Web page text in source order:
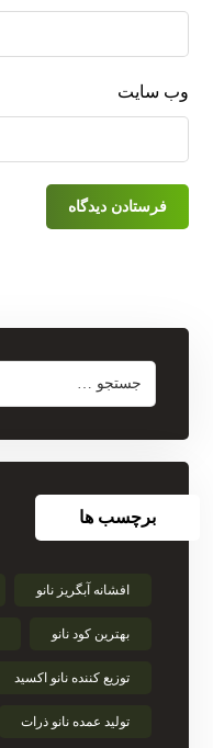
وب‌ سایت
برچسب ها
افشانه آبگریز نانو
بهترین کود نانو
توزیع کننده نانو اکسید
تولید عمده نانو ذرات